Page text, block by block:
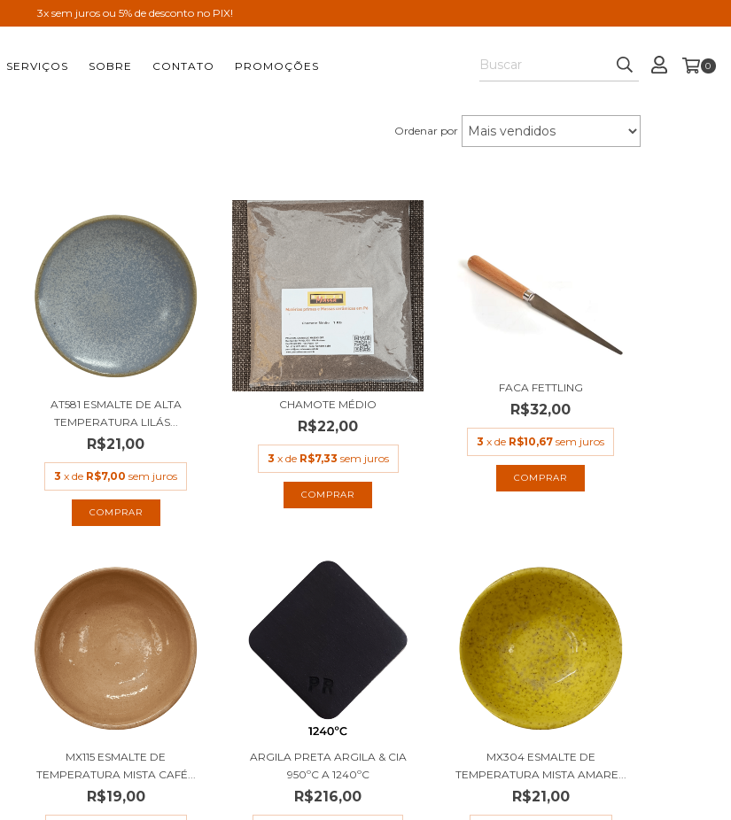
3x sem juros ou 5% de desconto no PIX!
SERVIÇOS SOBRE CONTATO PROMOÇÕES 0
Ordenar por
AT581 ESMALTE DE ALTA
TEMPERATURA LILÁS...
R$21,00
3 x de R$7,00 sem juros
COMPRAR
CHAMOTE MÉDIO
R$22,00
3 x de R$7,33 sem juros
COMPRAR
FACA FETTLING
R$32,00
3 x de R$10,67 sem juros
MX115 ESMALTE DE
TEMPERATURA MISTA CAFÉ...
R$19,00
ARGILA PRETA ARGILA & CIA
950ºC A 1240ºC
R$216,00
MX304 ESMALTE DE
TEMPERATURA MISTA AMARE...
R$21,00